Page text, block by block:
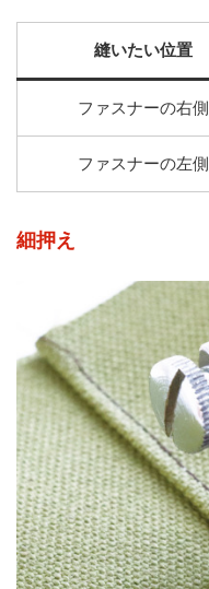
縫いたい位置
ファスナーの右側
ファスナーの左側
細押え